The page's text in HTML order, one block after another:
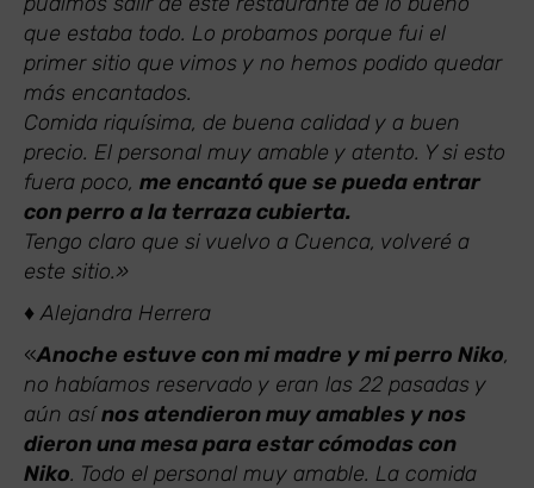
que estaba todo. Lo probamos porque fui el
primer sitio que vimos y no hemos podido quedar
más encantados.
Comida riquísima, de buena calidad y a buen
precio. El personal muy amable y atento. Y si esto
fuera poco, me encantó que se pueda entrar
con perro a la terraza cubierta.
Tengo claro que si vuelvo a Cuenca, volveré a
este sitio.»
♦ Alejandra Herrera
«Anoche estuve con mi madre y mi perro Niko,
no habíamos reservado y eran las 22 pasadas y
aún asínos atendieron muy amables y nos
dieron una mesa para estar cómodas con
Niko. Todo el personal muy amable. La comida